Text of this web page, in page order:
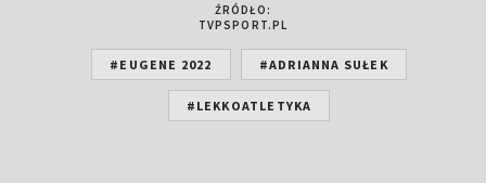
ŹRÓDŁO:
TVPSPORT.PL
#EUGENE 2022 #ADRIANNA SUŁEK
#LEKKOATLETYKA